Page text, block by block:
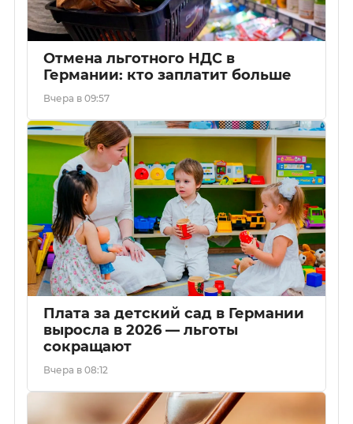
Отмена льготного НДС в
Германии: кто заплатит больше
Вчера в 09:57
Плата за детский сад в Германии
выросла в 2026 — льготы
сокращают
Вчера в 08:12